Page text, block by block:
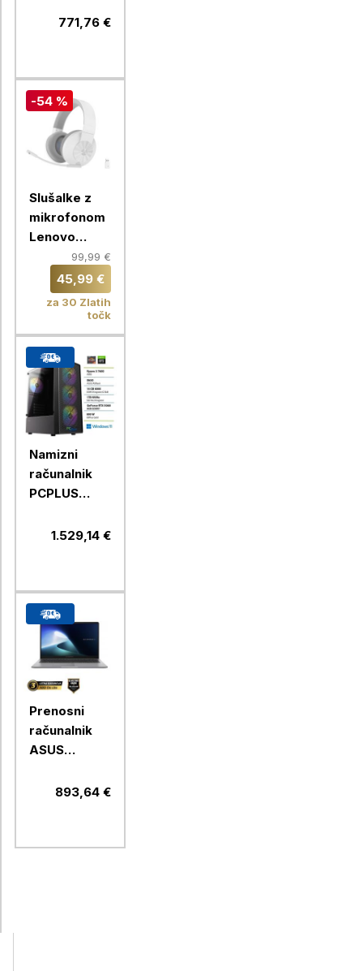
G2 ITL, 15,6"
Core i5-
1135G7, 8GB,
256GB
771,76 €
-54 %
Slušalke z
mikrofonom
Lenovo
H600, bele
99,99 €
45,99 €
za 30 Zlatih
točk
Namizni
računalnik
PCPLUS
Ryzen 5
5060 8GB,
Windows 11
Home
gaming
1.529,14 €
Prenosni
računalnik
ASUS
P1 15,6"
Core 5, 210H
893,64 €